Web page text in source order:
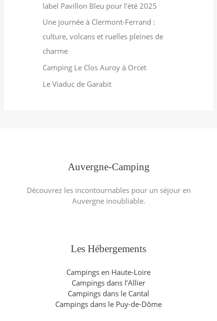
label Pavillon Bleu pour l’été 2025
Une journée à Clermont-Ferrand :
culture, volcans et ruelles pleines de
charme
Camping Le Clos Auroy à Orcet
Le Viaduc de Garabit
Auvergne-Camping
Découvrez les incontournables pour un séjour en
Auvergne inoubliable.
Les Hébergements
Campings en Haute-Loire
Campings dans l’Allier
Campings dans le Cantal
Campings dans le Puy-de-Dôme